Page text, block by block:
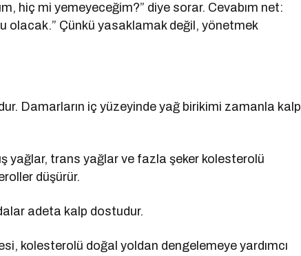
hiç mi yemeyeceğim?” diye sorar. Cevabım net:
olacak.” Çünkü yasaklamak değil, yönetmek
Damarların iç yüzeyinde yağ birikimi zamanla kalp
yağlar, trans yağlar ve fazla şeker kolesterolü
düşürür.
adeta kalp dostudur.
kolesterolü doğal yoldan dengelemeye yardımcı